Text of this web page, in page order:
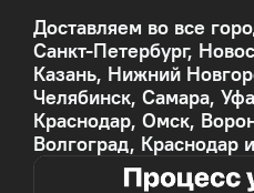
Доставляем во все
Санкт-Петербург,
Казань, Нижний
Челябинск, Самара,
Краснодар, Омск,
Волгоград, Краснодар